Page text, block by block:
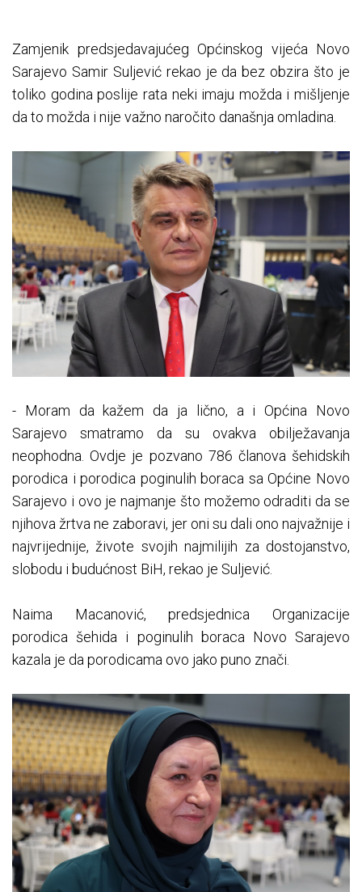
Zamjenik predsjedavajućeg Općinskog vijeća Novo
Sarajevo Samir Suljević rekao je da bez obzira što je
toliko godina poslije rata neki imaju možda i mišljenje
da to možda i nije važno naročito današnja omladina.
- Moram da kažem da ja lično, a i Općina Novo
Sarajevo smatramo da su ovakva obilježavanja
neophodna. Ovdje je pozvano 786 članova šehidskih
porodica i porodica poginulih boraca sa Općine Novo
Sarajevo i ovo je najmanje što možemo odraditi da se
njihova žrtva ne zaboravi, jer oni su dali ono najvažnije i
najvrijednije, živote svojih najmilijih za dostojanstvo,
slobodu i budućnost BiH, rekao je Suljević.
Naima Macanović, predsjednica Organizacije
porodica šehida i poginulih boraca Novo Sarajevo
kazala je da porodicama ovo jako puno znači.